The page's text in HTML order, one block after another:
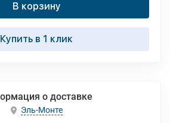
В корзину
Купить в 1 клик
о доставке
Эль-Монте